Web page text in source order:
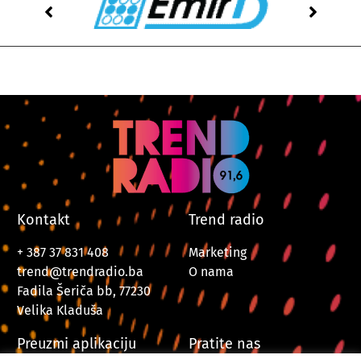
Kontakt
+ 387 37 831 408
trend@trendradio.ba
Fadila Šeriča bb, 77230
Velika Kladuša
Trend radio
Marketing
O nama
Preuzmi aplikaciju Pratite nas